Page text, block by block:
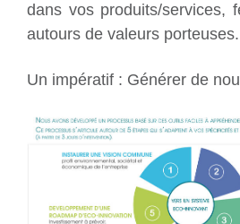
dans vos produits/services,
autours de valeurs
Un impératif : Générer de